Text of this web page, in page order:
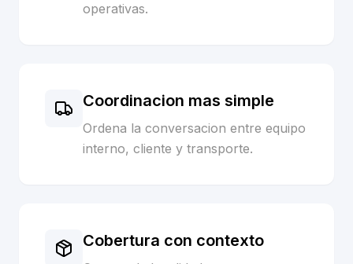
operativas.
Coordinacion mas simple
Ordena la conversacion entre equipo
interno, cliente y transporte.
Cobertura con contexto